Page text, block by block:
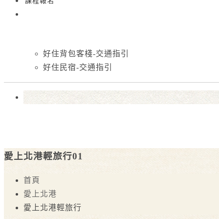
好住背包客棧-交通指引
好住民宿-交通指引
愛上北港輕旅行01
首頁
愛上北港
愛上北港輕旅行